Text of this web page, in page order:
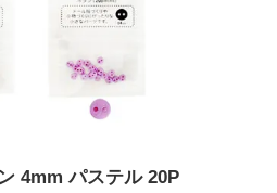
4mm パステル 20P